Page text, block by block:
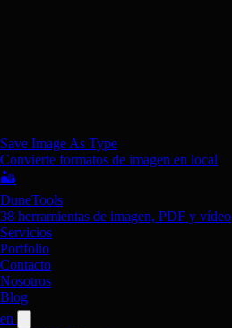
Save Image As Type
Convierte formatos de imagen en local
🏜️
DuneTools
38 herramientas de imagen, PDF y vídeo
Servicios
Portfolio
Contacto
Nosotros
Blog
en